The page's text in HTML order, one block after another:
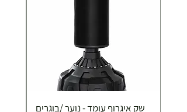
שק איגרוף עומד - נוער /בוגרים